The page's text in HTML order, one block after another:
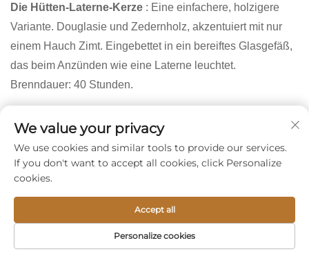
Die Hütten-Laterne-Kerze : Eine einfachere, holzigere
Variante. Douglasie und Zedernholz, akzentuiert mit nur
einem Hauch Zimt. Eingebettet in ein bereiftes Glasgefäß,
das beim Anzünden wie eine Laterne leuchtet.
Brenndauer: 40 Stunden.
den Düften Zimt, Kiefer und einer Mischung aus Zimt und
Kiefer. Ideal als Strumpffüller, für Geschenktaschen oder
zum Probieren. Brenndauer: jeweils 5–7 Stunden.
Die duftfreie Bienenwachs-Weihnachts-Säulenkerze:
Für alle, die das sanfte Licht ohne Duft genießen möchten.
Natürliches goldfarbenes Bienenwachs, hergestellt in einer
traditionellen Sechseckform. Brenndauer: über 60
We value your privacy
We use cookies and similar tools to provide our services.
If you don't want to accept all cookies, click Personalize
cookies.
Personalize cookies
Accept all